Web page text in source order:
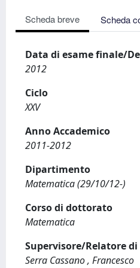
Scheda breve Scheda
Data di esame finale/
2012
Ciclo
XXV
Anno Accademico
2011-2012
Dipartimento
Matematica (29/10/12-)
Corso di dottorato
Matematica
Supervisore/Relatore
Serra Cassano , Francesco